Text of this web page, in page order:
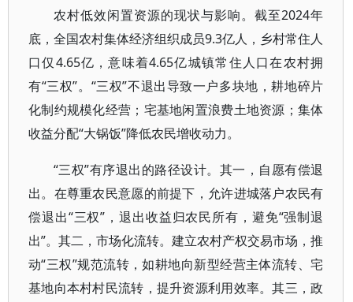
农村低效闲置资源的现状与影响。截至2024年
底，全国农村集体经济组织成员9.3亿人，乡村常住人
口仅4.65亿，意味着4.65亿城镇常住人口在农村拥
有“三权”。“三权”不退出导致一户多块地，耕地碎片
化制约规模化经营；宅基地闲置浪费土地资源；集体
收益分配“大锅饭”降低农民增收动力。
“三权”有序退出的路径设计。其一，自愿有偿退
出。在尊重农民意愿的前提下，允许进城落户农民有
偿退出“三权”，退出收益归农民所有，避免“强制退
出”。其二，市场化流转。建立农村产权交易市场，推
动“三权”规范流转，如耕地向新型经营主体流转、宅
基地向本村村民流转，提升资源利用效率。其三，政